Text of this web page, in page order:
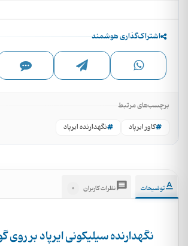
اشتراک‌گذاری هوشمند
برچسب‌های مرتبط
کاور ایرپاد
نگهدارنده ایرپاد
توضیحات نظرات کاربران 0
نگهدارنده سیلیکونی ایرپاد بر